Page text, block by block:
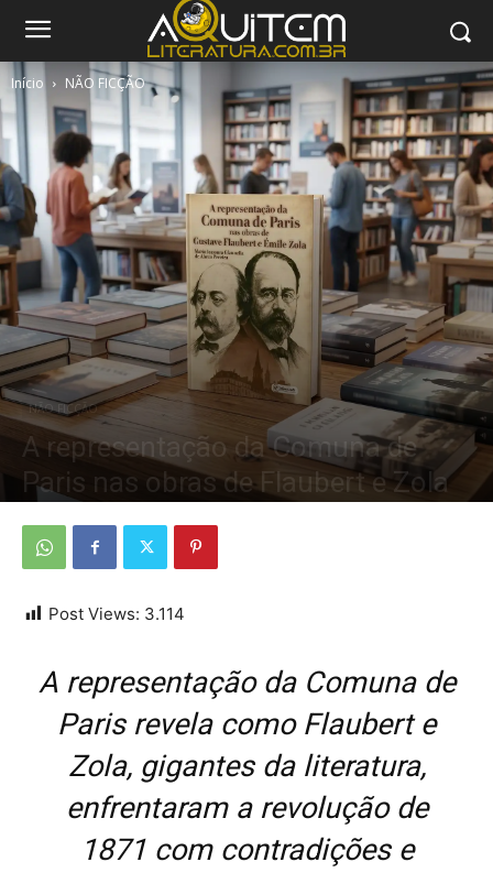
Início NÃO FICÇÃO
NÃO FICÇÃO
A representação da Comuna de
Paris nas obras de Flaubert e Zola
Post Views: 3.114
A representação da Comuna de
Paris revela como Flaubert e
Zola, gigantes da literatura,
enfrentaram a revolução de
1871 com contradições e